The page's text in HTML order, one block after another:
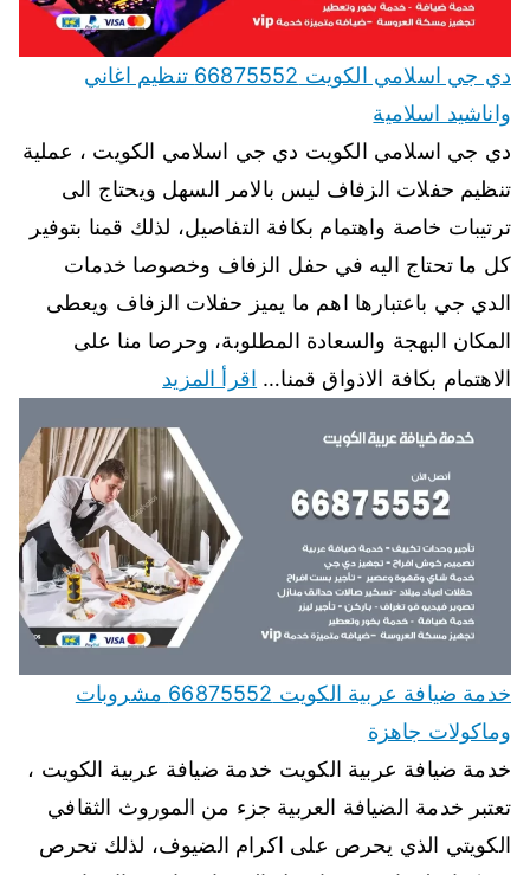
دي جي اسلامي الكويت 66875552 تنظيم اغاني
واناشيد اسلامية
دي جي اسلامي الكويت دي جي اسلامي الكويت ، عملية
تنظيم حفلات الزفاف ليس بالامر السهل ويحتاج الى
ترتيبات خاصة واهتمام بكافة التفاصيل، لذلك قمنا بتوفير
كل ما تحتاج اليه في حفل الزفاف وخصوصا خدمات
الدي جي باعتبارها اهم ما يميز حفلات الزفاف ويعطى
المكان البهجة والسعادة المطلوبة، وحرصا منا على
الاهتمام بكافة الاذواق قمنا… اقرأ المزيد
خدمة ضيافة عربية الكويت 66875552 مشروبات
وماكولات جاهزة
خدمة ضيافة عربية الكويت خدمة ضيافة عربية الكويت ،
تعتبر خدمة الضيافة العربية جزء من الموروث الثقافي
الكويتي الذي يحرص على اكرام الضيوف، لذلك تحرص